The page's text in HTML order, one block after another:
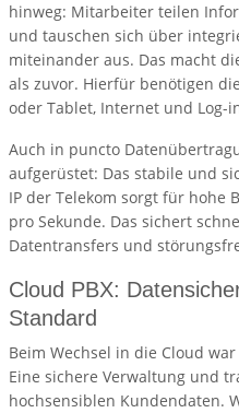
hinweg: Mitarbeiter teilen
und tauschen sich über
miteinander aus. Das macht
als zuvor. Hierfür benötigen
oder Tablet, Internet und Log-
Auch in puncto
aufgerüstet: Das stabile und
IP der Telekom sorgt für hohe
pro Sekunde. Das sichert
Datentransfers und
Cloud PBX:
Standard
Beim Wechsel in die Cloud
Eine sichere Verwaltung und
hochsensiblen Kundendaten.